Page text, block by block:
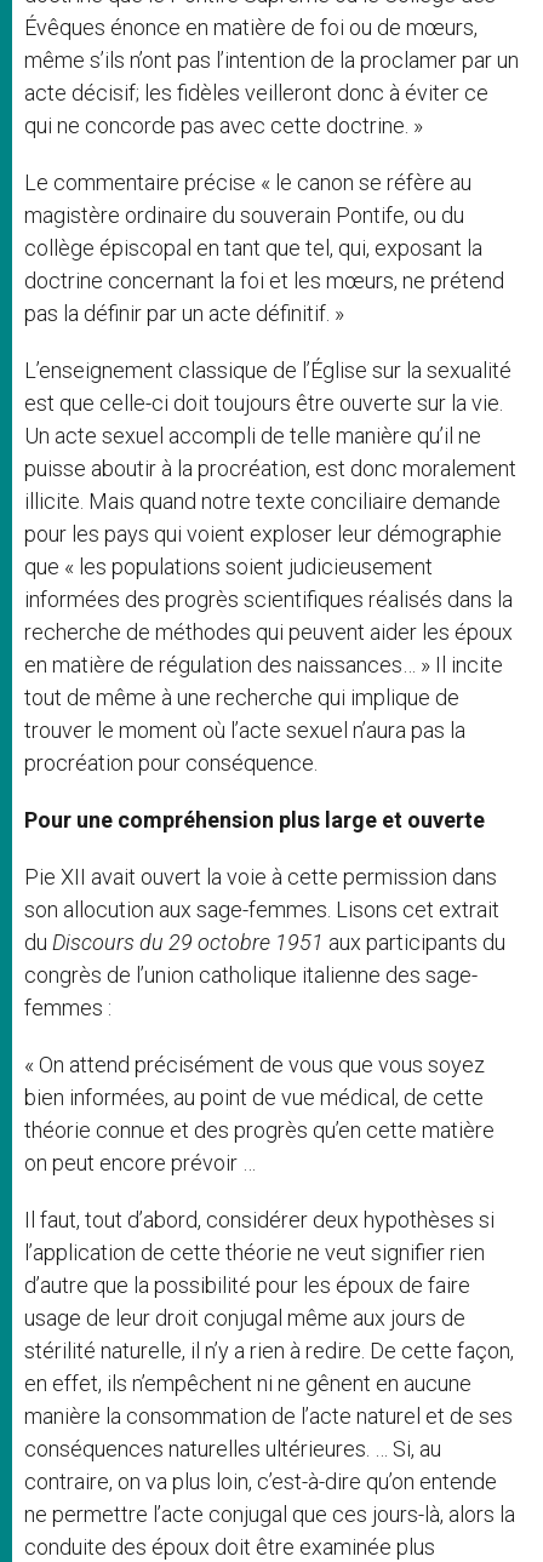
Évêques énonce en matière de foi ou de mœurs,
même s’ils n’ont pas l’intention de la proclamer par un
acte décisif; les fidèles veilleront donc à éviter ce
qui ne concorde pas avec cette doctrine. »
Le commentaire précise « le canon se réfère au
magistère ordinaire du souverain Pontife, ou du
collège épiscopal en tant que tel, qui, exposant la
doctrine concernant la foi et les mœurs, ne prétend
pas la définir par un acte définitif. »
L’enseignement classique de l’Église sur la sexualité
est que celle-ci doit toujours être ouverte sur la vie.
Un acte sexuel accompli de telle manière qu’il ne
puisse aboutir à la procréation, est donc moralement
illicite. Mais quand notre texte conciliaire demande
pour les pays qui voient exploser leur démographie
que « les populations soient judicieusement
informées des progrès scientifiques réalisés dans la
recherche de méthodes qui peuvent aider les époux
en matière de régulation des naissances… » Il incite
tout de même à une recherche qui implique de
trouver le moment où l’acte sexuel n’aura pas la
procréation pour conséquence.
Pour une compréhension plus large et ouverte
Pie XII avait ouvert la voie à cette permission dans
son allocution aux sage-femmes. Lisons cet extrait
du Discours du 29 octobre 1951 aux participants du
congrès de l’union catholique italienne des sage-
femmes :
« On attend précisément de vous que vous soyez
bien informées, au point de vue médical, de cette
théorie connue et des progrès qu’en cette matière
on peut encore prévoir …
Il faut, tout d’abord, considérer deux hypothèses si
l’application de cette théorie ne veut signifier rien
d’autre que la possibilité pour les époux de faire
usage de leur droit conjugal même aux jours de
stérilité naturelle, il n’y a rien à redire. De cette façon,
en effet, ils n’empêchent ni ne gênent en aucune
manière la consommation de l’acte naturel et de ses
conséquences naturelles ultérieures. … Si, au
contraire, on va plus loin, c’est-à-dire qu’on entende
ne permettre l’acte conjugal que ces jours-là, alors la
conduite des époux doit être examinée plus